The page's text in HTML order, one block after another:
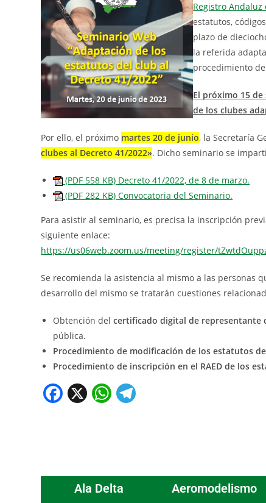
Registro
estatutos,
plazo de
la referida
procedimiento
El próximo 15
de los clubes
Por ello, el próximo martes 20 de junio, la Secretaría
clubes al Decreto 41/2022». Dicho seminario se
(PDF 558 KB) Decreto 41/2022, de 8 de marzo.
(PDF 282 KB) Convocatoria del Seminario.
Para asistir al seminario, es precisa la inscripción
siguiente enlace:
https://us06web.zoom.us/meeting/register/
Se recomienda la asistencia al mismo a las personas
desarrollo del mismo se tratarán cuestiones
Obtención delcertificado digital de representante
pública.
Procedimiento de modificación de los estatutos
Procedimiento de inscripción en el RAED de los
F
b
o
X W
A
p
a
Ala Delta Aeromodelismo